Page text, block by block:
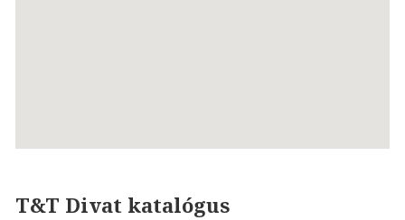
T&T Divat katalógus